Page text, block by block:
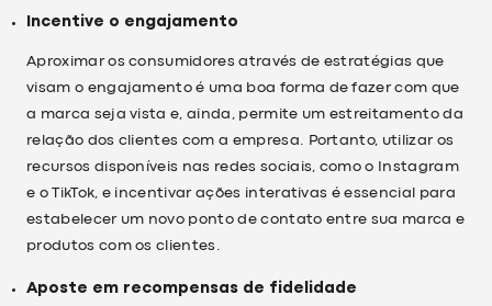
Incentive o engajamento
Aproximar os consumidores através de estratégias que
visam o engajamento é uma boa forma de fazer com que
a marca seja vista e, ainda, permite um estreitamento da
relação dos clientes com a empresa. Portanto, utilizar os
recursos disponíveis nas redes sociais, como o Instagram
e o TikTok, e incentivar ações interativas é essencial para
estabelecer um novo ponto de contato entre sua marca e
produtos com os clientes.
Aposte em recompensas de fidelidade